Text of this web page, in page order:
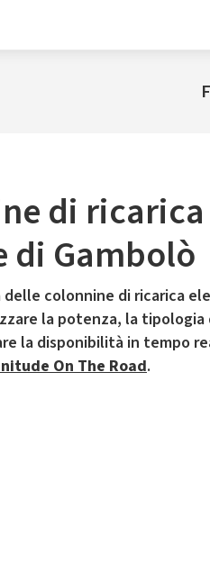
di
di Gambolò
delle colonnine di ricarica
la potenza, la tipologia
la disponibilità in tempo
On The Road.
Il